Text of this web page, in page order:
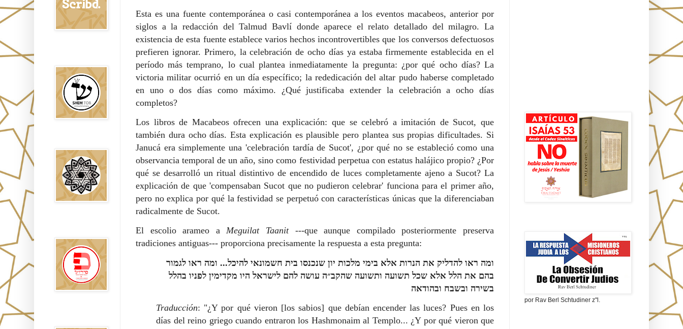
Esta es una fuente contemporánea o casi contemporánea a los eventos macabeos, anterior por
siglos a la redacción del Talmud Bavlí donde aparece el relato detallado del milagro. La
existencia de esta fuente establece varios hechos incontrovertibles que los conversos defectuosos
prefieren ignorar. Primero, la celebración de ocho días ya estaba firmemente establecida en el
período más temprano, lo cual plantea inmediatamente la pregunta: ¿por qué ocho días? La
victoria militar ocurrió en un día específico; la rededicación del altar pudo haberse completado
en uno o dos días como máximo. ¿Qué justificaba extender la celebración a ocho días
completos?
Los libros de Macabeos ofrecen una explicación: que se celebró a imitación de Sucot, que
también dura ocho días. Esta explicación es plausible pero plantea sus propias dificultades. Si
Janucá era simplemente una 'celebración tardía de Sucot', ¿por qué no se estableció como una
observancia temporal de un año, sino como festividad perpetua con estatus halájico propio? ¿Por
qué se desarrolló un ritual distintivo de encendido de luces completamente ajeno a Sucot? La
explicación de que 'compensaban Sucot que no pudieron celebrar' funciona para el primer año,
pero no explica por qué la festividad se perpetuó con características únicas que la diferenciaban
radicalmente de Sucot.
El escolio arameo aMeguilat Taanit---que aunque compilado posteriormente preserva
tradiciones antiguas--- proporciona precisamente la respuesta a esta pregunta:
ומה ראו להדליק את הנרות אלא בימי מלכות יון שנכנסו בית חשמונאי להיכל... ומה ראו לגמור
בהם את הלל אלא שכל תשועה ותשועה שהקב״ה עושה להם לישראל היו מקדימין לפניו בהלל
בשירה ובשבח ובהודאה
Traducción: "¿Y por qué vieron [los sabios] que debían encender las luces? Pues en los
días del reino griego cuando entraron los Hashmonaim al Templo... ¿Y por qué vieron que
por Rav Berl Schtudiner z"l.